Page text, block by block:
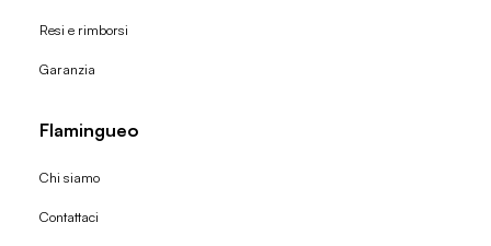
Resi e rimborsi
Garanzia
Flamingueo
Chi siamo
Contattaci